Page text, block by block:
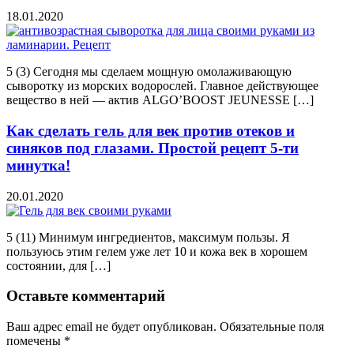
18.01.2020
5 (3) Сегодня мы сделаем мощную омолаживающую
сыворотку из морских водорослей. Главное действующее
вещество в ней — актив ALGO’BOOST JEUNESSE […]
Как сделать гель для век против отеков и
синяков под глазами. Простой рецепт 5-ти
минутка!
20.01.2020
5 (11) Минимум ингредиентов, максимум пользы. Я
пользуюсь этим гелем уже лет 10 и кожа век в хорошем
состоянии, для […]
Оставьте комментарий
Ваш адрес email не будет опубликован. Обязательные поля
помечены *